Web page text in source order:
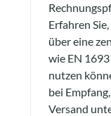
Erfahren
über eine
wie EN
nutzen
bei
Versand